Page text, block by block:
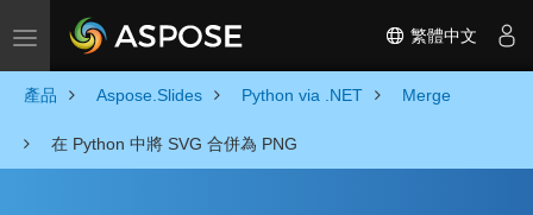
Toggle navigation 繁體中文
產品 Aspose.Slides Python via .NET Merge
在 Python 中將 SVG 合併為 PNG